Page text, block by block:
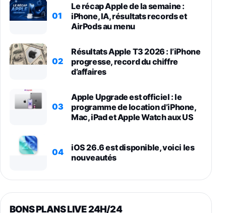
01
Le récap Apple de la semaine :
iPhone, IA, résultats records et
AirPods au menu
02
Résultats Apple T3 2026 : l’iPhone
progresse, record du chiffre
d’affaires
03
Apple Upgrade est officiel : le
programme de location d’iPhone,
Mac, iPad et Apple Watch aux US
04
iOS 26.6 est disponible, voici les
nouveautés
BONS PLANS LIVE 24H/24